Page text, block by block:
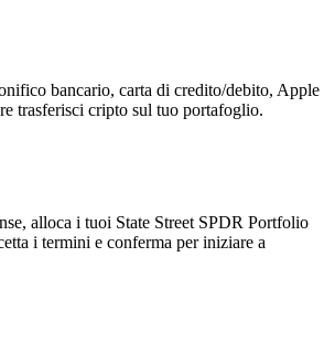
bancario, carta di credito/debito, Apple
trasferisci cripto sul tuo portafoglio.
alloca i tuoi State Street SPDR Portfolio
i termini e conferma per iniziare a